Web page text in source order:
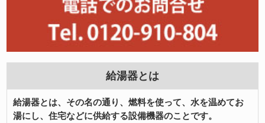
給湯器とは
給湯器とは、その名の通り、燃料を使って、水を温めてお
湯にし、住宅などに供給する設備機器のことです。